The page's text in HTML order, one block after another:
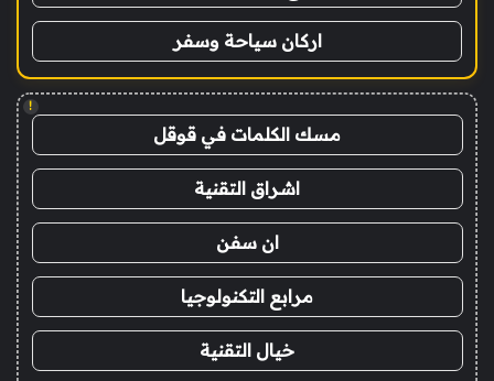
اركان سياحة وسفر
!
مسك الكلمات في قوقل
اشراق التقنية
ان سفن
مرابع التكنولوجيا
خيال التقنية